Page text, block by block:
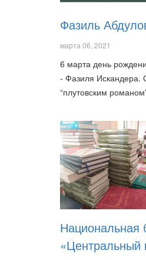
Фазиль
марта 06, 2021
6 марта день
- Фазиля Искандера.
“плутовским
Национальная